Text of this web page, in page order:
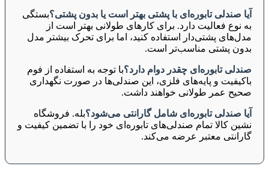
آیا صندلی تابوره‌ای با پشتی بهتر است یا بدون پشتی؟بستگی
به نوع فعالیت دارد. برای کارهای طولانی بهتر است از
مدل‌های پشتی‌دار استفاده کنید، اما برای تحرک بیشتر مدل
بدون پشتی مناسب‌تر است.
صندلی تابوره‌ای چقدر دوام دارد؟با توجه به استفاده از فوم
باکیفیت و پایه‌های فلزی، این صندلی‌ها در صورت نگهداری
صحیح عمر طولانی خواهند داشت.
آیا صندلی تابوره‌ای شامل گارانتی می‌شود؟بله. فروشگاه
نشین کالا تمام صندلی‌های تابوره‌ای خود را با تضمین کیفیت و
گارانتی معتبر عرضه می‌کند.